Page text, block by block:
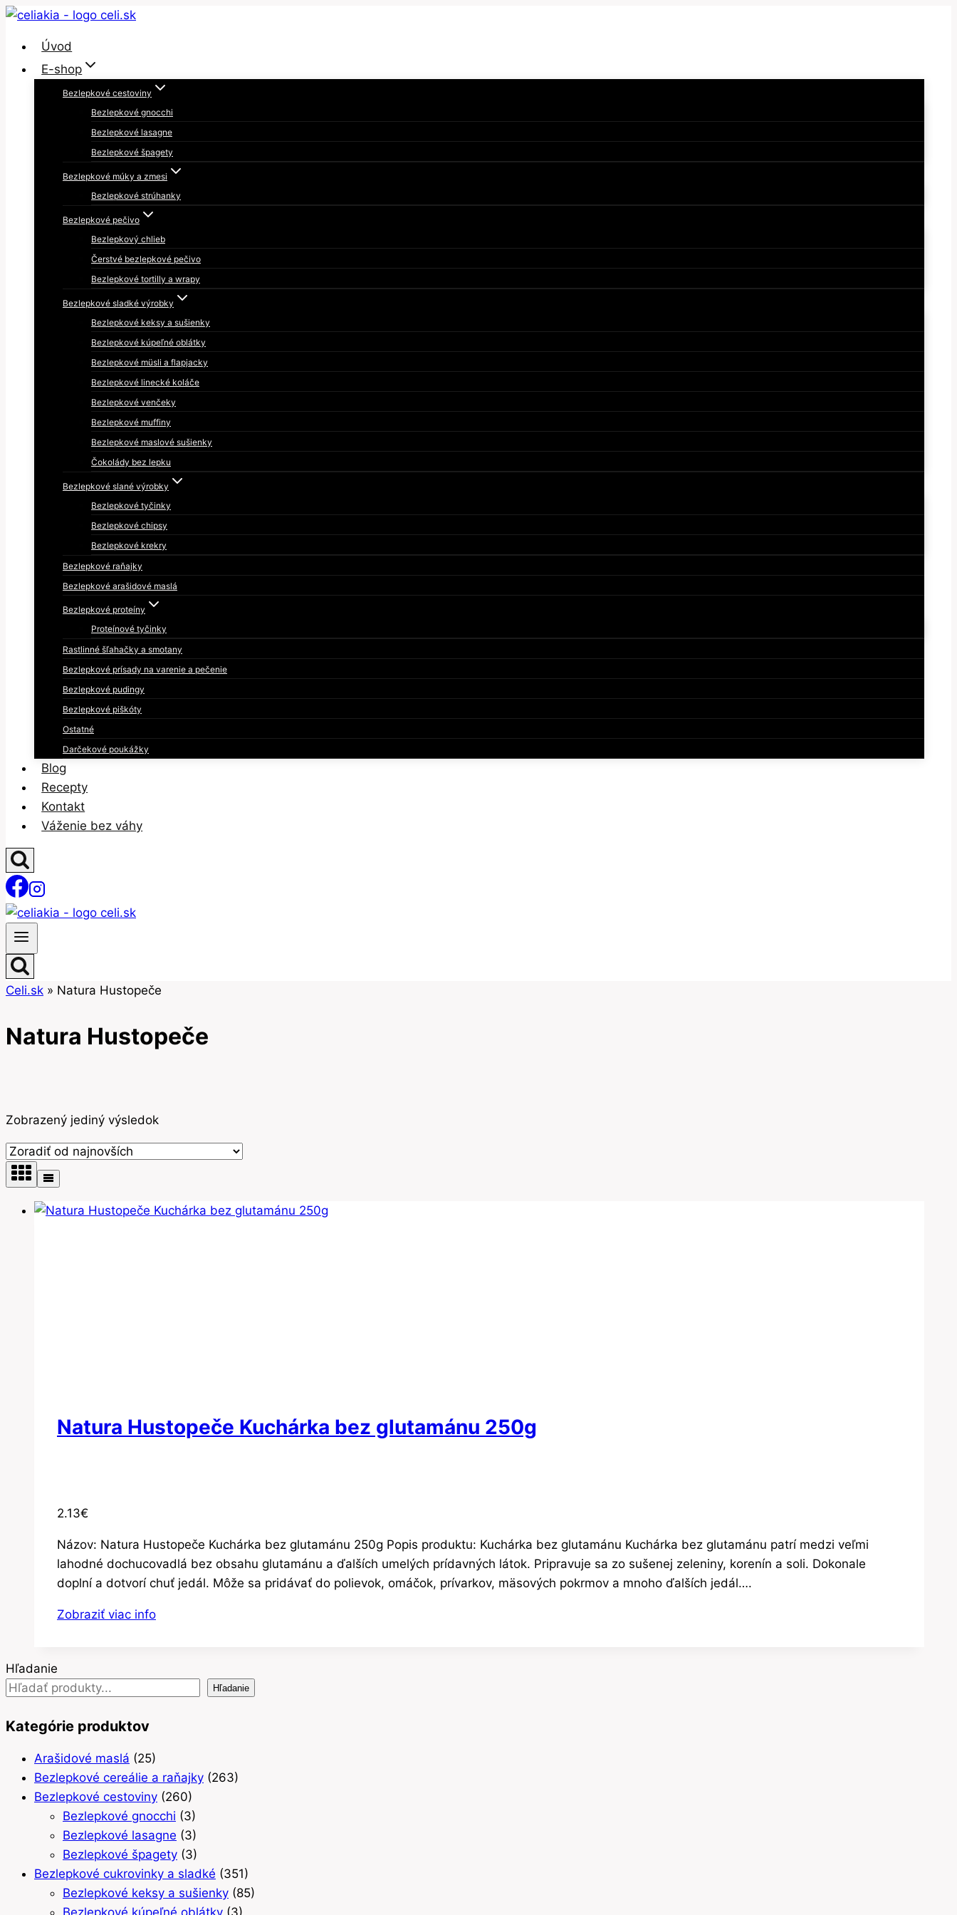
Skip
contentÚvod
E-shop
Bezlepkové cestoviny
Bezlepkové gnocchi
Bezlepkové lasagne
Bezlepkové špagety
Bezlepkové múky a zmesi
Bezlepkové strúhanky
Bezlepkové pečivo
Bezlepkový chlieb
Čerstvé bezlepkové pečivo
Bezlepkové tortilly a wrapy
Bezlepkové sladké výrobky
Bezlepkové keksy a sušienky
Bezlepkové kúpeľné oblátky
Bezlepkové müsli a flapjacky
Bezlepkové linecké koláče
Bezlepkové venčeky
Bezlepkové muffiny
Bezlepkové maslové sušienky
Čokolády bez lepku
Bezlepkové slané výrobky
Bezlepkové tyčinky
Bezlepkové chipsy
Bezlepkové krekry
Bezlepkové raňajky
Bezlepkové arašidové maslá
Bezlepkové proteíny
Proteínové tyčinky
Rastlinné šľahačky a smotany
Bezlepkové prísady na varenie a pečenie
Bezlepkové pudingy
Bezlepkové piškóty
Ostatné
Darčekové poukážky
Blog
Recepty
Kontakt
Váženie bez váhy
Celi.sk » Natura Hustopeče
Natura Hustopeče
Zobrazený jediný výsledok
Natura Hustopeče Kuchárka bez glutamánu 250g
2.13€
Názov: Natura Hustopeče Kuchárka bez glutamánu 250g Popis produktu: Kuchárka bez glutamánu Kuchárka bez glutamánu patrí medzi veľmi
lahodné dochucovadlá bez obsahu glutamánu a ďalších umelých prídavných látok. Pripravuje sa zo sušenej zeleniny, korenín a soli. Dokonale
doplní a dotvorí chuť jedál. Môže sa pridávať do polievok, omáčok, prívarkov, mäsových pokrmov a mnoho ďalších jedál….
Zobraziť viac info
Hľadanie
Hľadanie
Kategórie produktov
Arašidové maslá (25)
Bezlepkové cereálie a raňajky (263)
Bezlepkové cestoviny (260)
Bezlepkové gnocchi (3)
Bezlepkové lasagne (3)
Bezlepkové špagety (3)
Bezlepkové cukrovinky a sladké (351)
Bezlepkové keksy a sušienky (85)
Bezlepkové kúpeľné oblátky (3)